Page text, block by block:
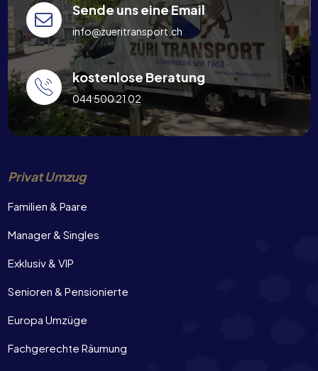
Sende uns eine Email
info@zueritransport.ch
kostenlose Beratung
044 500 21 02
Privat Umzug
Familien & Paare
Manager & Singles
Exklusiv & VIP
Senioren & Pensionierte
Europa Umzüge
Fachgerechte Räumung